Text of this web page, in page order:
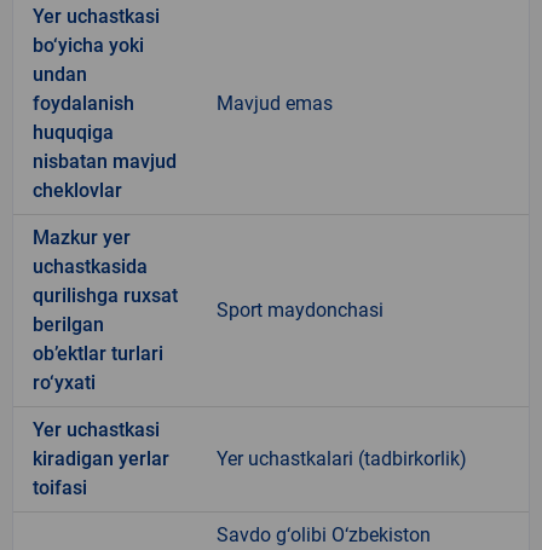
Yer uchastkasi
bo‘yicha yoki
undan
foydalanish
huquqiga
nisbatan mavjud
cheklovlar
Mavjud emas
Mazkur yer
uchastkasida
qurilishga ruxsat
berilgan
ob’ektlar turlari
ro‘yxati
Sport maydonchasi
Yer uchastkasi
kiradigan yerlar
toifasi
Yer uchastkalari (tadbirkorlik)
Savdo g‘olibi O‘zbekiston